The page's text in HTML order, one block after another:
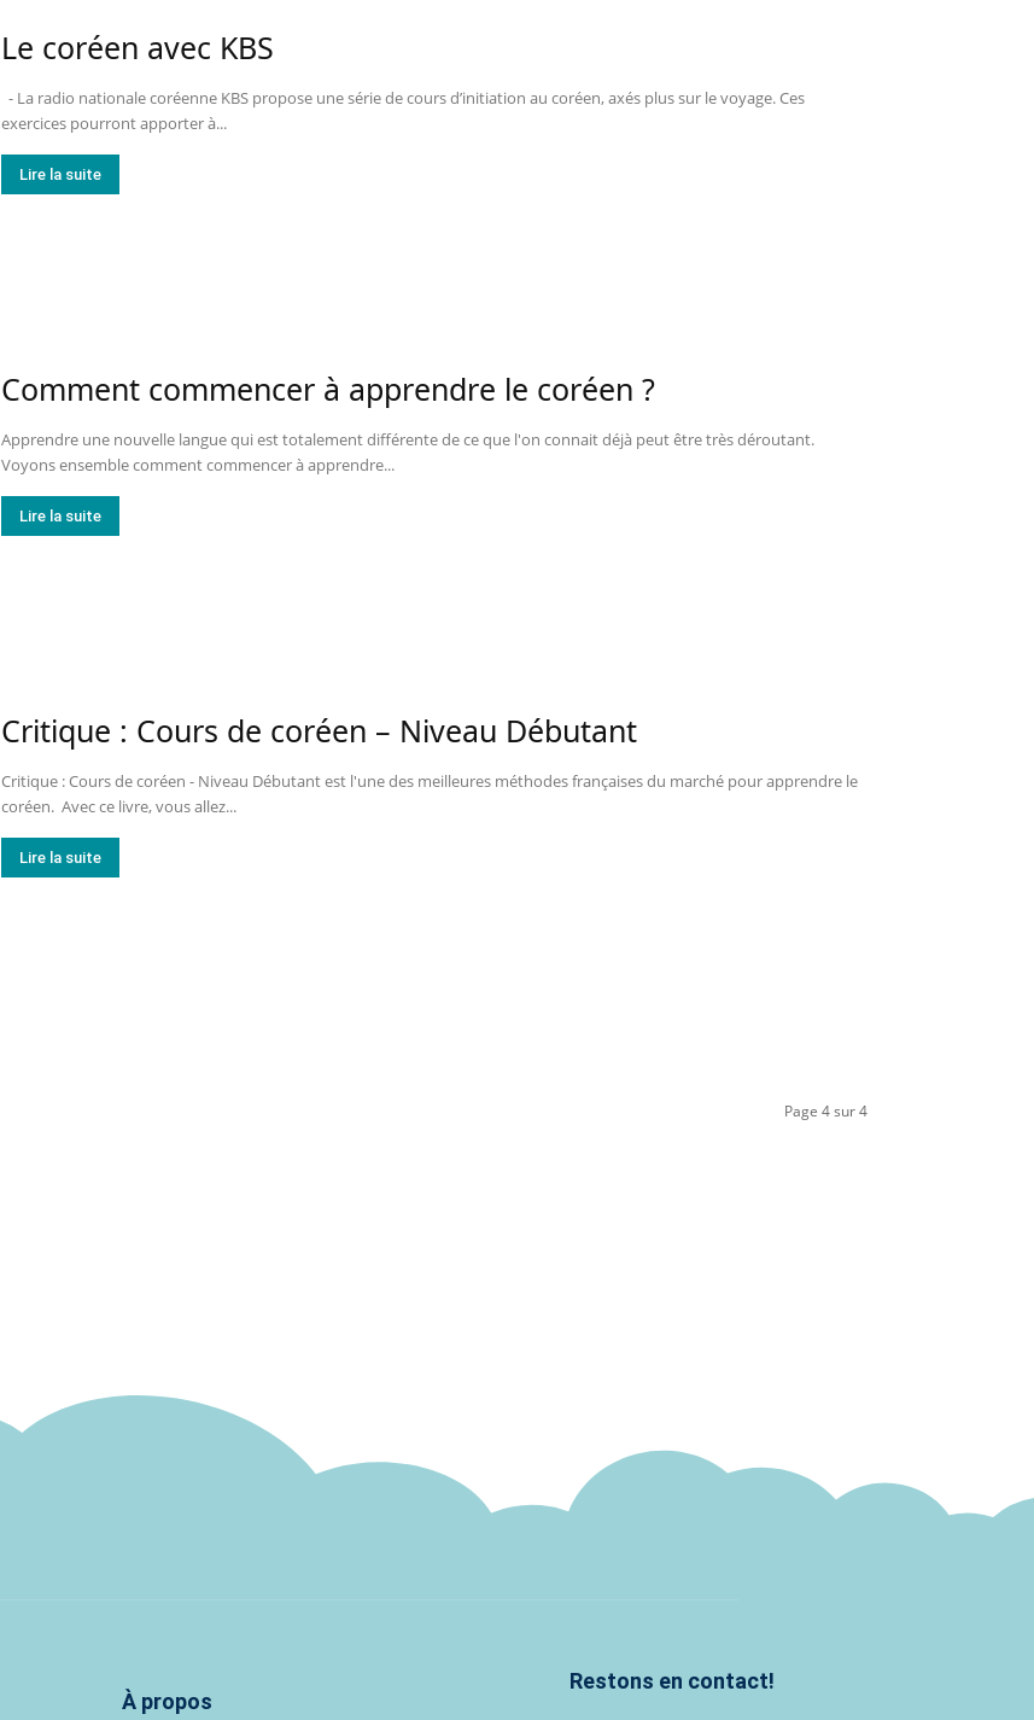
Le coréen avec KBS
- La radio nationale coréenne KBS propose une série de cours d’initiation au coréen, axés plus sur le voyage. Ces
exercices pourront apporter à...
Lire la suite
Comment commencer à apprendre le coréen ?
Apprendre une nouvelle langue qui est totalement différente de ce que l'on connait déjà peut être très déroutant.
Voyons ensemble comment commencer à apprendre...
Lire la suite
Critique : Cours de coréen – Niveau Débutant
Critique : Cours de coréen - Niveau Débutant est l'une des meilleures méthodes françaises du marché pour apprendre le
coréen. Avec ce livre, vous allez...
Lire la suite
Page 4 sur 4
À propos
Restons en contact!